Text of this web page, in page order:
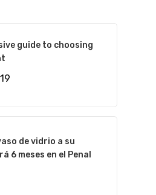
guide to choosing
de vidrio a su
6 meses en el Penal